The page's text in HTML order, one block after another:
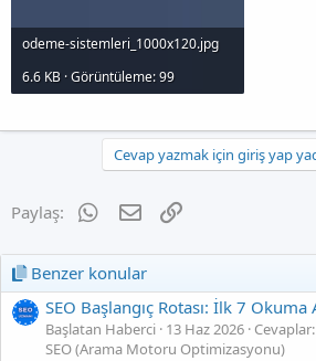
odeme-sistemleri_1000x120.jpg
6.6 KB · Görüntüleme: 99
Cevap yazmak için giriş yap
Paylaş: WhatsApp
E-posta
Benzer konular
SEO Başlangıç Rotası: İlk 7 Okuma
Başlatan Haberci 13 Haz 2026
SEO (Arama Motoru Optimizasyonu)